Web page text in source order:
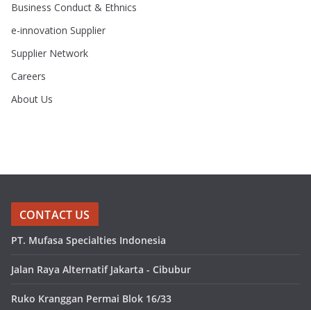
Business Conduct & Ethnics
e-innovation Supplier
Supplier Network
Careers
About Us
CONTACT US
PT. Mufasa Specialties Indonesia
Jalan Raya Alternatif Jakarta - Cibubur
Ruko Kranggan Permai Blok 16/33